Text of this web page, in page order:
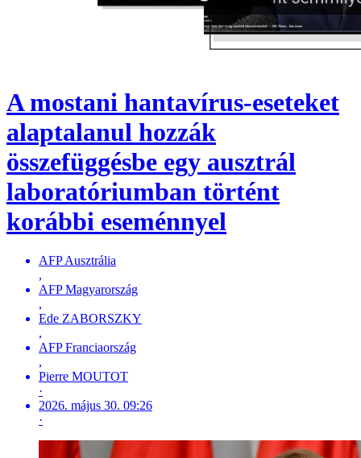
A mostani hantavírus-eseteket
alaptalanul hozzák
összefüggésbe egy ausztrál
laboratóriumban történt
korábbi eseménnyel
AFP Ausztrália
,
AFP Magyarország
,
Ede ZABORSZKY
,
AFP Franciaország
,
Pierre MOUTOT
·
2026. május 30. 09:26
·